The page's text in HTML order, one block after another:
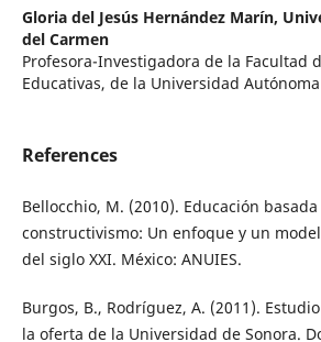
Gloria del Jesús Hernández Marín,
del Carmen
Profesora-Investigadora de la Facultad
Educativas, de la Universidad
References
Bellocchio, M. (2010). Educación
constructivismo: Un enfoque y un
del siglo XXI. México: ANUIES.
Burgos, B., Rodríguez, A. (2011).
la oferta de la Universidad de Sonora.